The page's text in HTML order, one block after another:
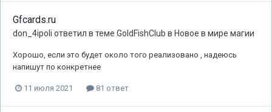
Gfcards.ru
don_4ipoli ответил в теме GoldFishClub в Новое в мире магии
Хорошо, если это будет около того реализовано , надеюсь
напишут по конкретнее
11 июля 2021 81 ответ